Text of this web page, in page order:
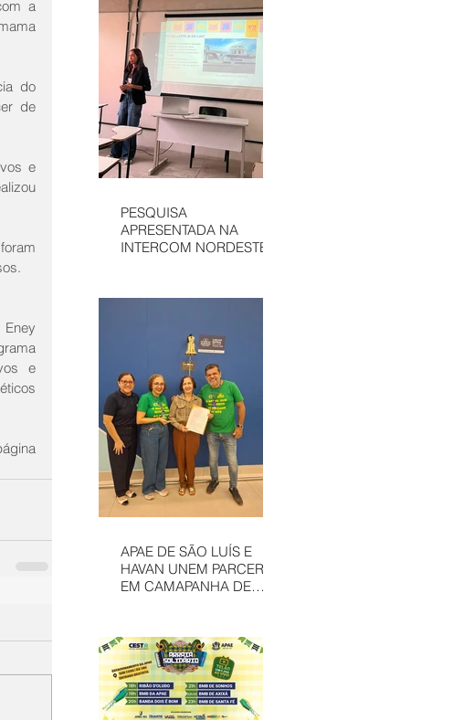
a
do
de
e
e
PESQUISA
APRESENTADA NA
INTERCOM NORDESTE
APAE DE SÃO LUÍS
APAE DE SÃO LUÍS E
HAVAN UNEM PARCERIA
EM CAMAPANHA DE